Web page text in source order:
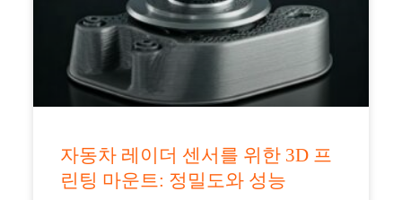
자동차 레이더 센서를 위한 3D 프
린팅 마운트: 정밀도와 성능